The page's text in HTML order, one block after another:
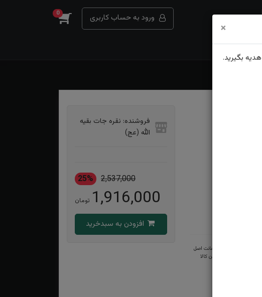
ورود به حساب کاربری 0
ضمانت اصل
بودن کالا
فروشنده: نقره جات بقیه
الله (عج)
2,537,000
25%
1,916,000 تومان
×
هدیه بگیرید.